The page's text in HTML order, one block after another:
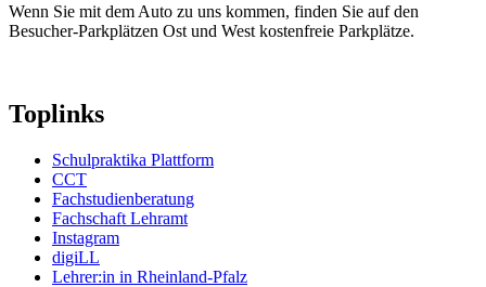
Wenn Sie mit dem Auto zu uns kommen, finden Sie auf den
Besucher-Parkplätzen Ost und West kostenfreie Parkplätze.
Toplinks
Schulpraktika Plattform
CCT
Fachstudienberatung
Fachschaft Lehramt
Instagram
digiLL
Lehrer:in in Rheinland-Pfalz